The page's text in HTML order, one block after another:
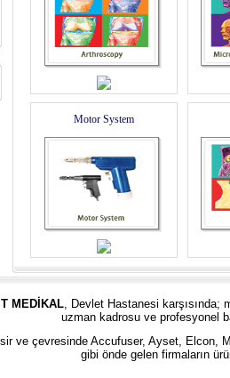
Motor System
MEDİKAL, Devlet Hastanesi karşısında;
uzman kadrosu ve profesyonel
ve çevresinde Accufuser, Ayset, Elcon,
gibi önde gelen firmaların